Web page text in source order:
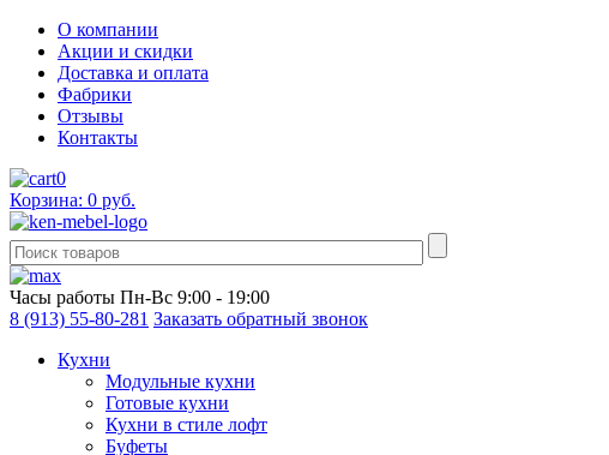
О компании
Акции и скидки
Доставка и оплата
Фабрики
Отзывы
Контакты
0
Корзина: 0 руб.
Часы работы Пн-Вс 9:00 - 19:00
8 (913) 55-80-281 Заказать обратный звонок
Кухни
Модульные кухни
Готовые кухни
Кухни в стиле лофт
Буфеты